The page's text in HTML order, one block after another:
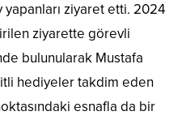
yapanları ziyaret etti. 2024
ziyarette görevli
bulunularak Mustafa
hediyeler takdim eden
esnafla da bir